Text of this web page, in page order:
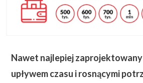
Nawet najlepiej zaprojektowany
upływem czasu i rosnącymi